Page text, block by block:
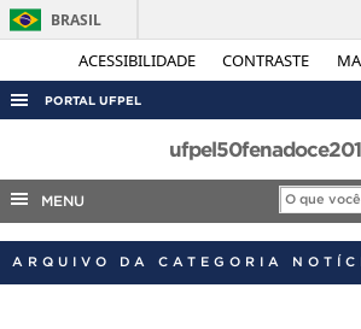
ACESSIBILIDADE CONTRASTE
BRASIL
PORTAL UFPEL
ACESSO À INFORMAÇÃO
AUDITORIA
COBALTO
CONCURSOS
MENU
ARQUIVO DA CATEGORIA